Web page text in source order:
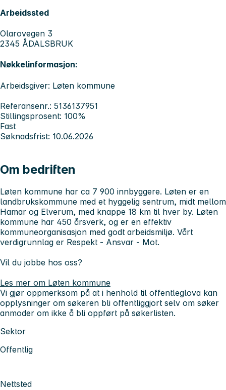
Arbeidssted
Olarovegen 3
2345 ÅDALSBRUK
Nøkkelinformasjon:
Arbeidsgiver: Løten kommune
Referansenr.: 5136137951
Stillingsprosent: 100%
Fast
Søknadsfrist: 10.06.2026
Om bedriften
Løten kommune har ca 7 900 innbyggere. Løten er en
landbrukskommune med et hyggelig sentrum, midt mellom
Hamar og Elverum, med knappe 18 km til hver by. Løten
kommune har 450 årsverk, og er en effektiv
kommuneorganisasjon med godt arbeidsmiljø. Vårt
verdigrunnlag er Respekt - Ansvar - Mot.
Vil du jobbe hos oss?
Les mer om Løten kommune
Vi gjør oppmerksom på at i henhold til offentleglova kan
opplysninger om søkeren bli offentliggjort selv om søker
anmoder om ikke å bli oppført på søkerlisten.
Sektor
Offentlig
Nettsted